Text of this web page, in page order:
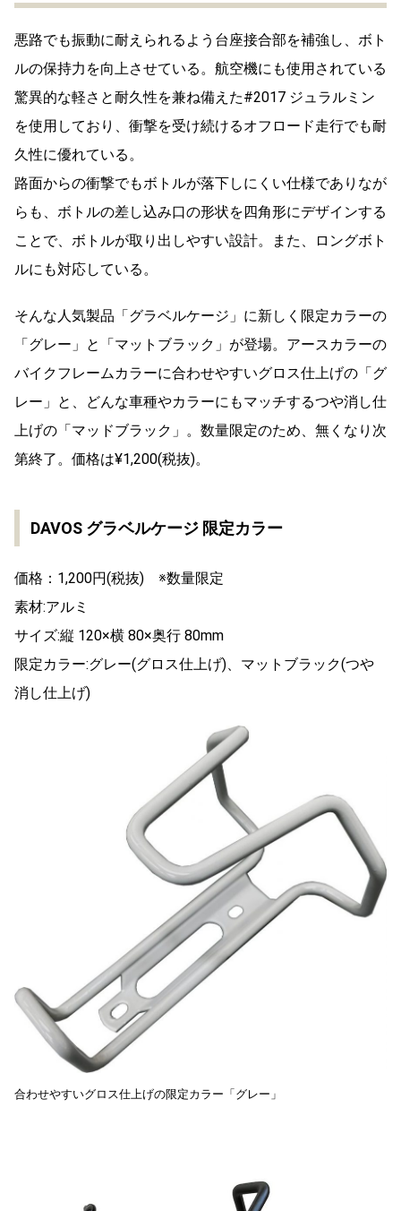
悪路でも振動に耐えられるよう台座接合部を補強し、ボト
ルの保持力を向上させている。航空機にも使用されている
驚異的な軽さと耐久性を兼ね備えた#2017 ジュラルミン
を使用しており、衝撃を受け続けるオフロード走行でも耐
久性に優れている。
路面からの衝撃でもボトルが落下しにくい仕様でありなが
らも、ボトルの差し込み口の形状を四角形にデザインする
ことで、ボトルが取り出しやすい設計。また、ロングボト
ルにも対応している。
そんな人気製品「グラベルケージ」に新しく限定カラーの
「グレー」と「マットブラック」が登場。アースカラーの
バイクフレームカラーに合わせやすいグロス仕上げの「グ
レー」と、どんな車種やカラーにもマッチするつや消し仕
上げの「マッドブラック」。数量限定のため、無くなり次
第終了。価格は¥1,200(税抜)。
DAVOS グラベルケージ 限定カラー
価格：1,200円(税抜) ※数量限定
素材:アルミ
サイズ:縦 120×横 80×奥行 80mm
限定カラー:グレー(グロス仕上げ)、マットブラック(つや
消し仕上げ)
合わせやすいグロス仕上げの限定カラー「グレー」